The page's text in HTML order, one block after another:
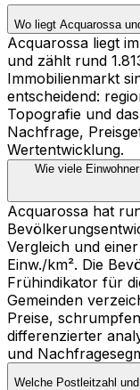
Wo liegt Acquarossa
Acquarossa liegt
und zählt rund
Immobilienmarkt
entscheidend:
Topografie und
Nachfrage,
Wertentwicklung.
Wie viele
Acquarossa hat
Vergleich und
Einw./km². Die
Frühindikator für
Gemeinden
Preise,
differenzierter
und
Welche Postleitzahl